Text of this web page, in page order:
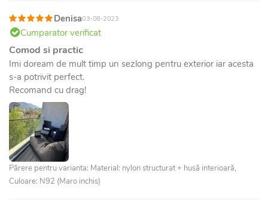
Denisa03-08-2023
Cumparator verificat
Comod si practic
Imi doream de mult timp un sezlong pentru exterior iar acesta
s-a potrivit perfect.
Recomand cu drag!
Părere pentru varianta: Material: nylon structurat + husă interioară,
Culoare: N92 (Maro inchis)